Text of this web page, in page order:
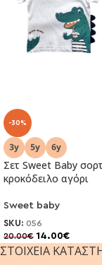
-30%
Σετ Sweet Baby
κροκόδειλο αγόρι
Sweet baby
SKU: 056
20.00€ 14.00€
ΣΤΟΙΧΕΊΑ